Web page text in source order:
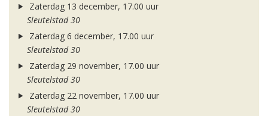
Zaterdag 13 december, 17.00 uur
Sleutelstad 30
Zaterdag 6 december, 17.00 uur
Sleutelstad 30
Zaterdag 29 november, 17.00 uur
Sleutelstad 30
Zaterdag 22 november, 17.00 uur
Sleutelstad 30